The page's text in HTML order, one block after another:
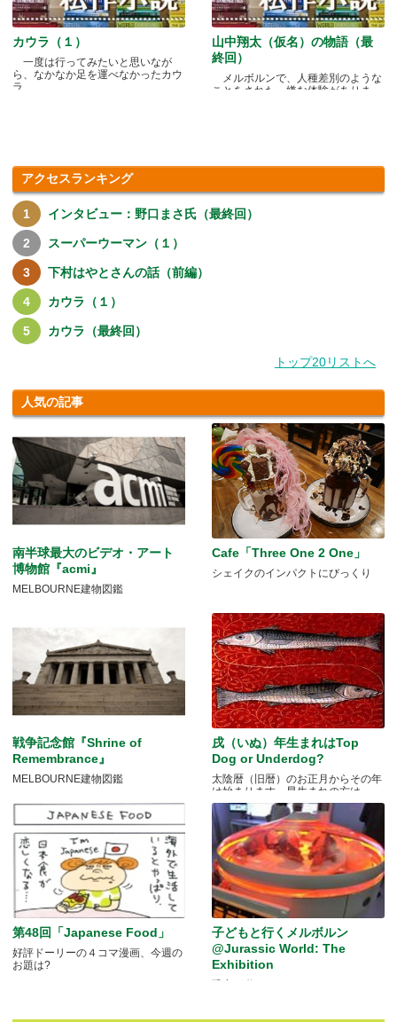
カウラ（１）
一度は行ってみたいと思いなが
ら、なかなか足を運べなかったカウ
ラ.....
山中翔太（仮名）の物語（最
終回）
メルボルンで、人種差別のような
ことをされた、嫌な体験がありま
アクセスランキング
インタビュー：野口まさ氏（最終回）
スーパーウーマン（１）
下村はやとさんの話（前編）
カウラ（１）
カウラ（最終回）
トップ20リストへ
人気の記事
南半球最大のビデオ・アート
博物館『acmi』
MELBOURNE建物図鑑
Cafe「Three One 2 One」
シェイクのインパクトにびっくり
戦争記念館『Shrine of
Remembrance』
MELBOURNE建物図鑑
戌（いぬ）年生まれはTop
Dog or Underdog?
太陰暦（旧暦）のお正月からその年
は始まります。早生まれの方は.....
第48回「Japanese Food」
好評ドーリーの４コマ漫画、今週の
お題は?
子どもと行くメルボルン
@Jurassic World: The
Exhibition
恐竜が動く！